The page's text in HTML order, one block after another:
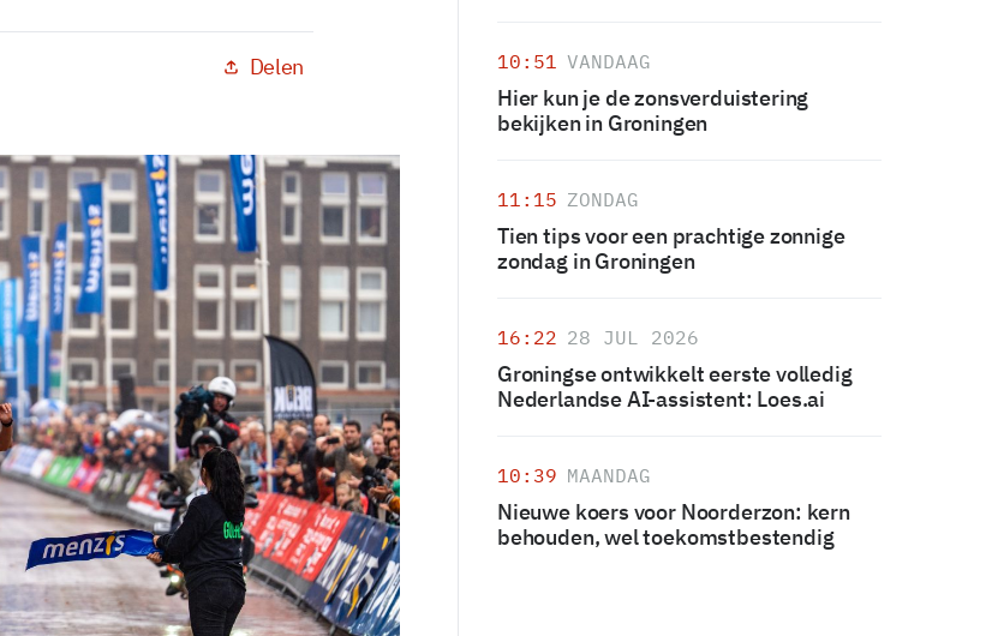
Delen 10:51 VANDAAG
Hier kun je de zonsverduistering
bekijken in Groningen
11:15 ZONDAG
Tien tips voor een prachtige zonnige
zondag in Groningen
16:22 28 JUL 2026
Groningse ontwikkelt eerste volledig
Nederlandse AI-assistent: Loes.ai
10:39 MAANDAG
Nieuwe koers voor Noorderzon: kern
behouden, wel toekomstbestendig